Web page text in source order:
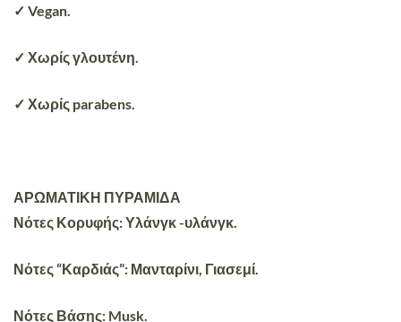
✓ Vegan.
✓ Χωρίς γλουτένη.
✓ Χωρίς parabens.
ΑΡΩΜΑΤΙΚΗ ΠΥΡΑΜΙΔΑ
Νότες Κορυφής: Υλάνγκ -υλάνγκ.
Νότες “Καρδιάς”: Μανταρίνι, Γιασεμί.
Νότες Βάσης: Musk.